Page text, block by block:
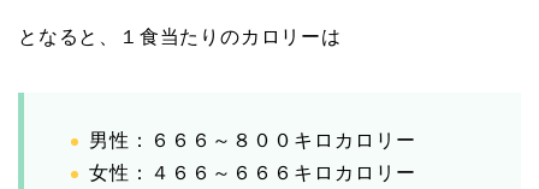
となると、１食当たりのカロリーは
男性：６６６～８００キロカロリー
女性：４６６～６６６キロカロリー